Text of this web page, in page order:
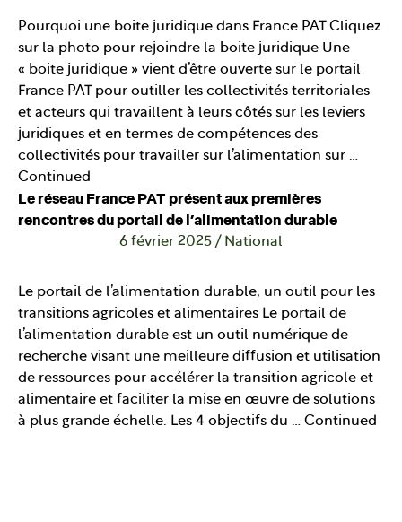
Pourquoi une boite juridique dans France PAT Cliquez
sur la photo pour rejoindre la boite juridique Une
« boite juridique » vient d’être ouverte sur le portail
France PAT pour outiller les collectivités territoriales
et acteurs qui travaillent à leurs côtés sur les leviers
juridiques et en termes de compétences des
collectivités pour travailler sur l’alimentation sur …
Continued
Le réseau France PAT présent aux premières
rencontres du portail de l’alimentation durable
6 février 2025 / National
Le portail de l’alimentation durable, un outil pour les
transitions agricoles et alimentaires Le portail de
l’alimentation durable est un outil numérique de
recherche visant une meilleure diffusion et utilisation
de ressources pour accélérer la transition agricole et
alimentaire et faciliter la mise en œuvre de solutions
à plus grande échelle. Les 4 objectifs du … Continued